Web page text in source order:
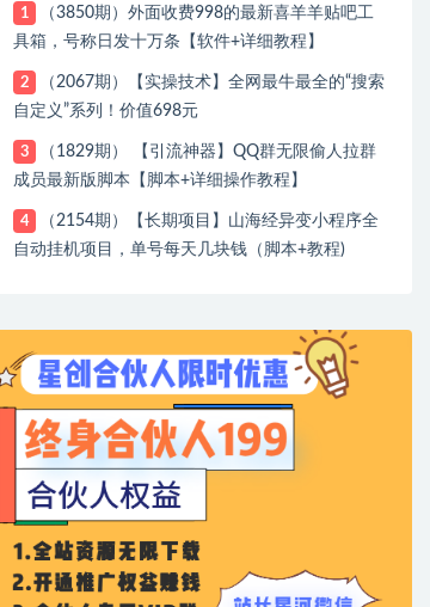
1
（3850期）外面收费998的最新喜羊羊贴吧工
具箱，号称日发十万条【软件+详细教程】
2
（2067期）【实操技术】全网最牛最全的“搜索
自定义”系列！价值698元
3
（1829期） 【引流神器】QQ群无限偷人拉群
成员最新版脚本【脚本+详细操作教程】
4
（2154期）【长期项目】山海经异变小程序全
自动挂机项目，单号每天几块钱（脚本+教程)